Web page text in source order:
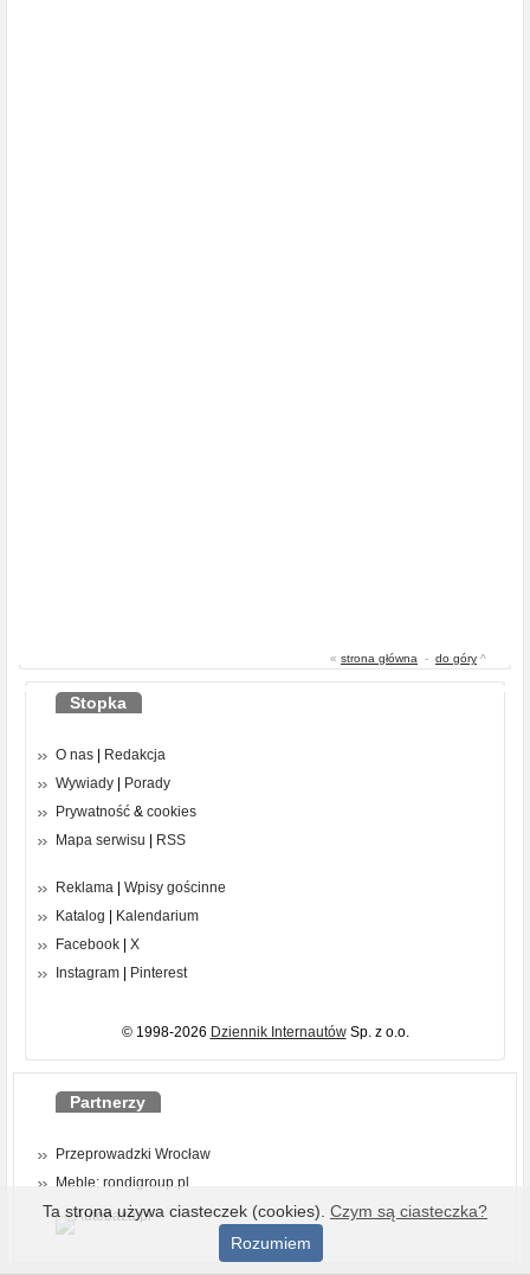
« strona główna - do góry ^
Stopka
O nas
Redakcja
Wywiady
Porady
Prywatność & cookies
Mapa serwisu
RSS
Reklama
Wpisy gościnne
Katalog
Kalendarium
Facebook
X
Instagram
Pinterest
© 1998-2026 Dziennik InternautówSp. z o.o.
Partnerzy
Przeprowadzki Wrocław
Meble: rondigroup.pl
Ta strona używa ciasteczek (cookies). Czym są ciasteczka?
Rozumiem